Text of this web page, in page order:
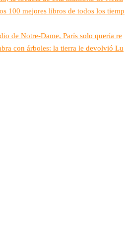
100 mejores libros de todos los tiemp
de Notre-Dame, París solo quería re
con árboles: la tierra le devolvió Lu